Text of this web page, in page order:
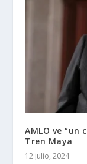
AMLO ve “un
Tren Maya
12 julio, 2024